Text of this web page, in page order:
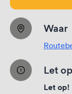
Waar
Let op
Let op!